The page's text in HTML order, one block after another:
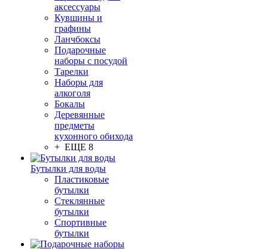
аксессуары
Кувшины и
графины
Ланчбоксы
Подарочные
наборы с посудой
Тарелки
Наборы для
алкоголя
Бокалы
Деревянные
предметы
кухонного обихода
+ ЕЩЕ 8
Бутылки для воды
Пластиковые
бутылки
Стеклянные
бутылки
Спортивные
бутылки